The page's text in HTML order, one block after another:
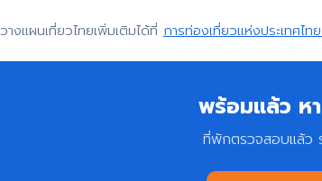
วางแผนเที่ยวไทยเพิ่มเติมได้ที่ การท่องเที่ยวแห่งประเทศไท
พร้อมแล้ว ห
ที่พักตรวจสอบแล้ว